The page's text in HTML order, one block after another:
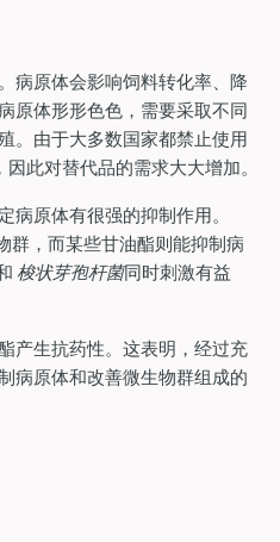
病原体会影响饲料转化率、降
原体形形色色，需要采取不同
。由于大多数国家都禁止使用
此对替代品的需求大大增加。
病原体有很强的抑制作用。
群，而某些甘油酯则能抑制病
梭状芽孢杆菌同时刺激有益
产生抗药性。这表明，经过充
病原体和改善微生物群组成的